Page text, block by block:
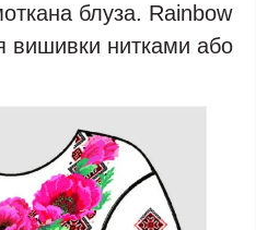
блуза. Rainbow
вишивки нитками або